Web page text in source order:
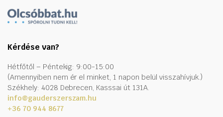
Kérdése van?
Hétfőtől – Péntekig: 9:00-15:00
(Amennyiben nem ér el minket, 1 napon belül visszahívjuk.)
Székhely: 4028 Debrecen, Kasssai út 131A.
info@gauderszerszam.hu
+36 70 944 8677